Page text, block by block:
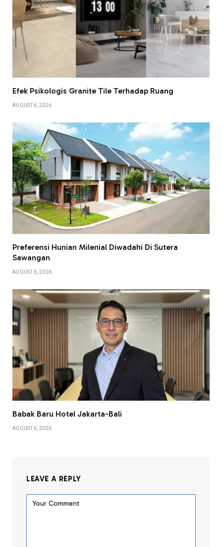
Efek Psikologis Granite Tile Terhadap Ruang
AUGUST 6, 2026
Preferensi Hunian Milenial Diwadahi Di Sutera
Sawangan
AUGUST 6, 2026
Babak Baru Hotel Jakarta-Bali
AUGUST 6, 2026
LEAVE A REPLY